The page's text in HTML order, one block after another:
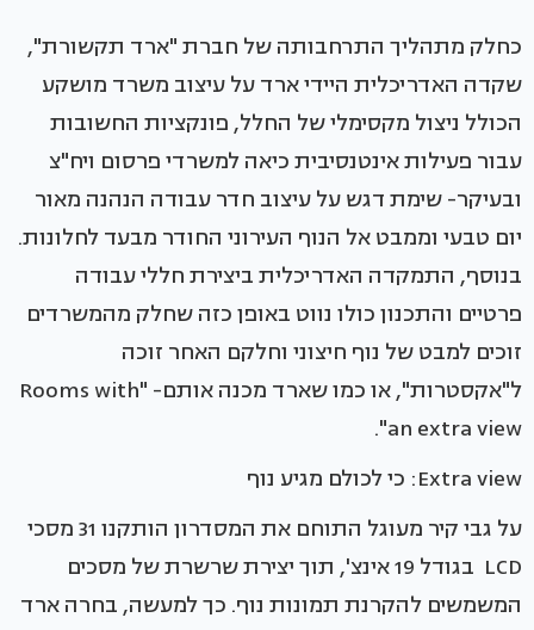
כחלק מתהליך התרחבותה של חברת "ארד תקשורת",
שקדה האדריכלית היידי ארד על עיצוב משרד מושקע
הכולל ניצול מקסימלי של החלל, פונקציות החשובות
עבור פעילות אינטנסיבית כיאה למשרדי פרסום ויח"צ
ובעיקר- שימת דגש על עיצוב חדר עבודה הנהנה מאור
יום טבעי וממבט אל הנוף העירוני החודר מבעד לחלונות.
בנוסף, התמקדה האדריכלית ביצירת חללי עבודה
פרטיים והתכנון כולו נווט באופן כזה שחלק מהמשרדים
זוכים למבט של נוף חיצוני וחלקם האחר זוכה
ל"אקסטרות", או כמו שארד מכנה אותם- "Rooms with
an extra view".
Extra view: כי לכולם מגיע נוף
על גבי קיר מעוגל התוחם את המסדרון הותקנו 31 מסכי
LCD בגודל 19 אינצ', תוך יצירת שרשרת של מסכים
המשמשים להקרנת תמונות נוף. כך למעשה, בחרה ארד